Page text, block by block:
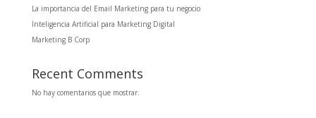
La importancia del Email Marketing para tu negocio
Inteligencia Artificial para Marketing Digital
Marketing B Corp
Recent Comments
No hay comentarios que mostrar.